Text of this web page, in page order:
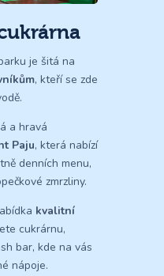
je šitá na
, kteří se zde
a hravá
Paju, která nabízí
denních menu,
zmrzliny.
kvalitní
cukrárnu,
bar, kde na vás
nápoje.